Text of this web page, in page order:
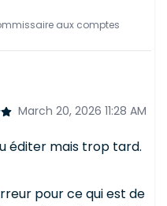
aux comptes
March 20, 2026 11:28 AM
éditer mais trop tard.
pour ce qui est de